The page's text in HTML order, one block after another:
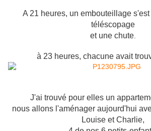
A 21 heures, un embouteillage
téléscopage
et une chute.
à 23 heures, chacune avait
J'ai trouvé pour elles un
nous allons l'aménager aujourd'hui
Louise et Charlie,